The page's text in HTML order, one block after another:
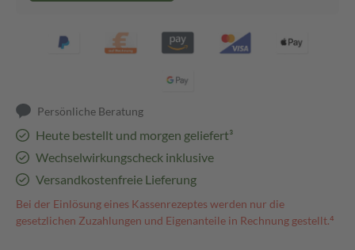
Persönliche Beratung
Heute bestellt und morgen geliefert³
Wechselwirkungscheck inklusive
Versandkostenfreie Lieferung
Bei der Einlösung eines Kassenrezeptes werden nur die
gesetzlichen Zuzahlungen und Eigenanteile in Rechnung gestellt.⁴